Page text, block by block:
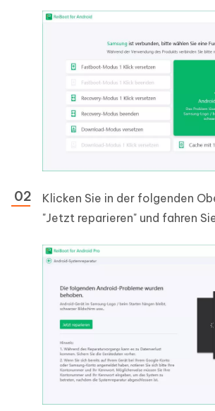
Klicken Sie in der folgenden
"Jetzt reparieren" und fahren